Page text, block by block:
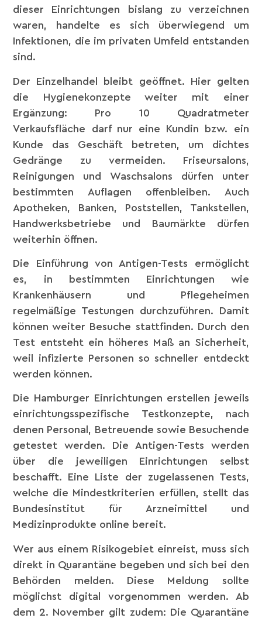
dieser Einrichtungen bislang zu verzeichnen
waren, handelte es sich überwiegend um
Infektionen, die im privaten Umfeld entstanden
sind.
Der Einzelhandel bleibt geöffnet. Hier gelten
die Hygienekonzepte weiter mit einer
Ergänzung: Pro 10 Quadratmeter
Verkaufsfläche darf nur eine Kundin bzw. ein
Kunde das Geschäft betreten, um dichtes
Gedränge zu vermeiden. Friseursalons,
Reinigungen und Waschsalons dürfen unter
bestimmten Auflagen offenbleiben. Auch
Apotheken, Banken, Poststellen, Tankstellen,
Handwerksbetriebe und Baumärkte dürfen
weiterhin öffnen.
Die Einführung von Antigen-Tests ermöglicht
es, in bestimmten Einrichtungen wie
Krankenhäusern und Pflegeheimen
regelmäßige Testungen durchzuführen. Damit
können weiter Besuche stattfinden. Durch den
Test entsteht ein höheres Maß an Sicherheit,
weil infizierte Personen so schneller entdeckt
werden können.
Die Hamburger Einrichtungen erstellen jeweils
einrichtungsspezifische Testkonzepte, nach
denen Personal, Betreuende sowie Besuchende
getestet werden. Die Antigen-Tests werden
über die jeweiligen Einrichtungen selbst
beschafft. Eine Liste der zugelassenen Tests,
welche die Mindestkriterien erfüllen, stellt das
Bundesinstitut für Arzneimittel und
Medizinprodukte online bereit.
Wer aus einem Risikogebiet einreist, muss sich
direkt in Quarantäne begeben und sich bei den
Behörden melden. Diese Meldung sollte
möglichst digital vorgenommen werden. Ab
dem 2. November gilt zudem: Die Quarantäne